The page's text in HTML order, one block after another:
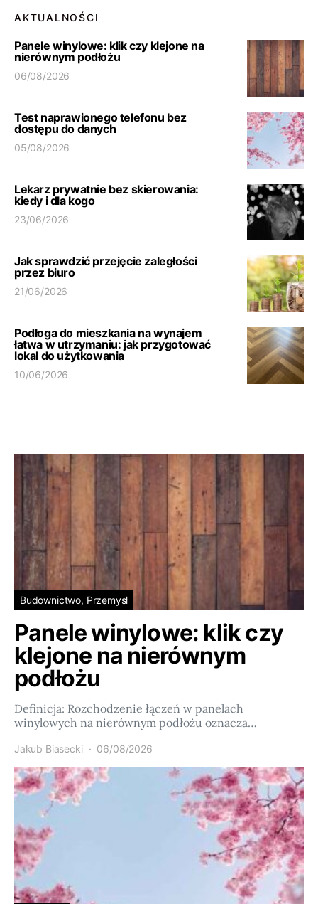
AKTUALNOŚCI
Panele winylowe: klik czy klejone na
nierównym podłożu
06/08/2026
Test naprawionego telefonu bez
dostępu do danych
05/08/2026
Lekarz prywatnie bez skierowania:
kiedy i dla kogo
23/06/2026
Jak sprawdzić przejęcie zaległości
przez biuro
21/06/2026
Podłoga do mieszkania na wynajem
łatwa w utrzymaniu: jak przygotować
lokal do użytkowania
10/06/2026
Budownictwo, Przemysł
Panele winylowe: klik czy
klejone na nierównym
podłożu
Definicja: Rozchodzenie łączeń w panelach
winylowych na nierównym podłożu oznacza…
Jakub Biasecki 06/08/2026